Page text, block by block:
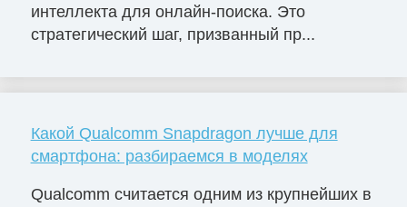
интеллекта для онлайн-поиска. Это
стратегический шаг, призванный пр...
Какой Qualcomm Snapdragon лучше для
смартфона: разбираемся в моделях
Qualcomm считается одним из крупнейших в